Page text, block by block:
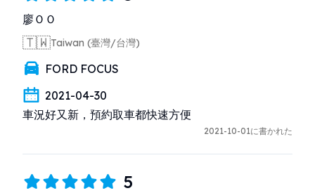
廖ＯＯ
🇹🇼Taiwan (臺灣/台灣)
FORD FOCUS
2021-04-30
車況好又新，預約取車都快速方便
2021-10-01に書かれた
5